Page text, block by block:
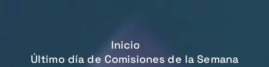
Inicio
Último día de Comisiones de la Semana